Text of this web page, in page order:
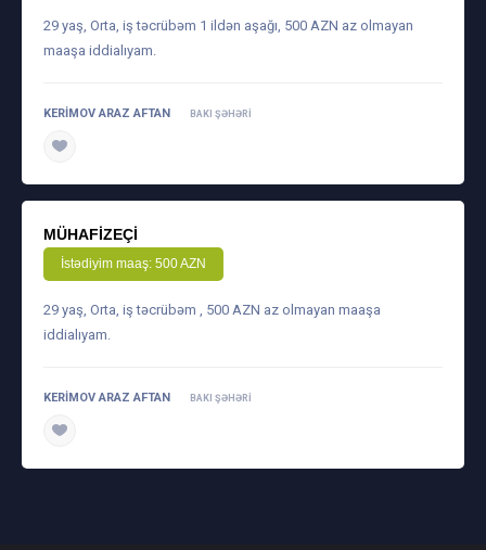
29 yaş, Orta, iş təcrübəm 1 ildən aşağı, 500 AZN az olmayan
maaşa iddialıyam.
KERIMOV ARAZ AFTAN BAKI ŞƏHƏRI
MÜHAFIZEÇI
İstədiyim maaş: 500 AZN
29 yaş, Orta, iş təcrübəm , 500 AZN az olmayan maaşa
iddialıyam.
KERIMOV ARAZ AFTAN BAKI ŞƏHƏRI